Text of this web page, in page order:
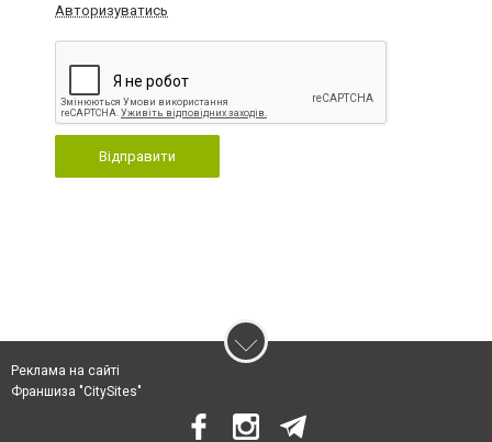
Авторизуватись
Відправити
Реклама на сайті
Франшиза "CitySites"